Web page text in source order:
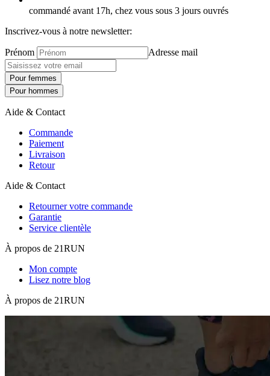
commandé avant 17h, chez vous sous 3 jours ouvrés
Inscrivez-vous à notre newsletter:
Prénom Adresse mail
Pour femmes
Pour hommes
Aide & Contact
Commande
Paiement
Livraison
Retour
Aide & Contact
Retourner votre commande
Garantie
Service clientèle
À propos de 21RUN
Mon compte
Lisez notre blog
À propos de 21RUN